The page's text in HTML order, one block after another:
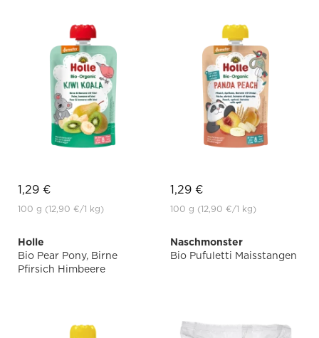
1,29 €
100 g (12,90 €/1 kg)
1,29 €
100 g (12,90 €/1 kg)
Holle
Bio Pear Pony, Birne
Pfirsich Himbeere
Naschmonster
Bio Pufuletti Maisstangen